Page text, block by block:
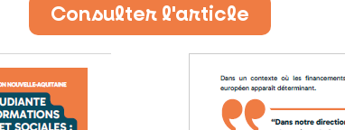
Consulter l'article